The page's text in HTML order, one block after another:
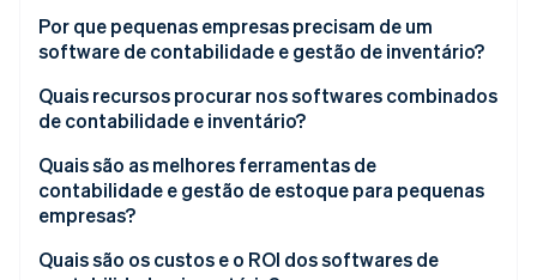
Stripe Sessions 2026
Veja como a Stripe está construindo a infraestrutura
Entrada e atualizações
Automação com economia de tempo
Alertas inteligentes
Relatórios fáceis de entender
Todas as ferramentas conectadas
Por que pequenas empresas precisam de um
software de contabilidade e gestão de inventário?
Você não consegue gerenciar o que não mede
Fluxo de caixa
Cresce com você
Você pode dedicar sua energia a outras coisas.
Quais recursos procurar nos softwares combinados
de contabilidade e inventário?
Acompanhamento de inventário em tempo real
Atualizações financeiras automáticas
Alertas e lembretes
Quais são as melhores ferramentas de
contabilidade e gestão de estoque para pequenas
empresas?
Xero (contabilidade)
Quais são os custos e o ROI dos softwares de